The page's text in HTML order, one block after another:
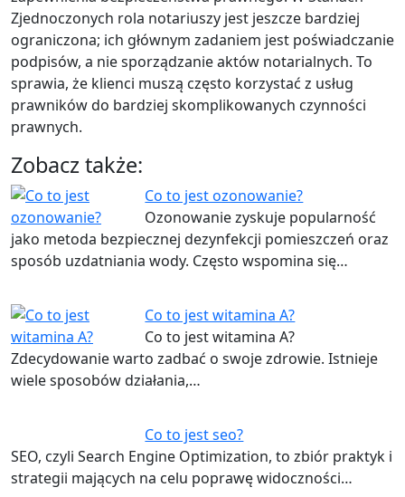
Zjednoczonych rola notariuszy jest jeszcze bardziej
ograniczona; ich głównym zadaniem jest poświadczanie
podpisów, a nie sporządzanie aktów notarialnych. To
sprawia, że klienci muszą często korzystać z usług
prawników do bardziej skomplikowanych czynności
prawnych.
Zobacz także:
Co to jest ozonowanie?
Ozonowanie zyskuje popularność
jako metoda bezpiecznej dezynfekcji pomieszczeń oraz
sposób uzdatniania wody. Często wspomina się…
Co to jest witamina A?
Co to jest witamina A?
Zdecydowanie warto zadbać o swoje zdrowie. Istnieje
wiele sposobów działania,…
Co to jest seo?
SEO, czyli Search Engine Optimization, to zbiór praktyk i
strategii mających na celu poprawę widoczności…